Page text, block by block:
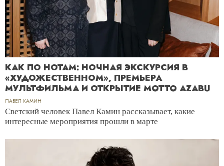
КАК ПО НОТАМ: НОЧНАЯ ЭКСКУРСИЯ В
«ХУДОЖЕСТВЕННОМ», ПРЕМЬЕРА
МУЛЬТФИЛЬМА И ОТКРЫТИЕ MOTTO AZABU
ПАВЕЛ КАМИН
Светский человек Павел Камин рассказывает, какие
интересные мероприятия прошли в марте